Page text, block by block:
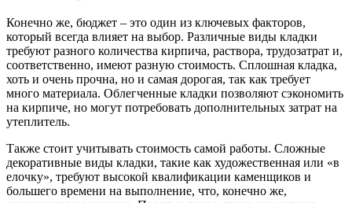
Конечно же, бюджет – это один из ключевых факторов,
который всегда влияет на выбор. Различные виды кладки
требуют разного количества кирпича, раствора, трудозатрат и,
соответственно, имеют разную стоимость. Сплошная кладка,
хоть и очень прочна, но и самая дорогая, так как требует
много материала. Облегченные кладки позволяют сэкономить
на кирпиче, но могут потребовать дополнительных затрат на
утеплитель.
Также стоит учитывать стоимость самой работы. Сложные
декоративные виды кладки, такие как художественная или «в
елочку», требуют высокой квалификации каменщиков и
большего времени на выполнение, что, конечно же,